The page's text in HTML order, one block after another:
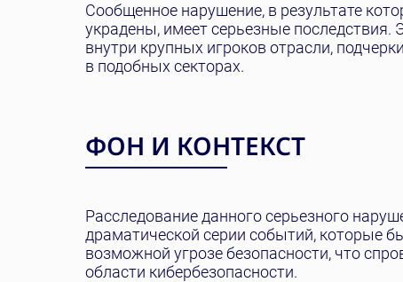
Сообщенное нарушение, в результате
украдены, имеет серьезные
внутри крупных игроков отрасли,
в подобных секторах.
ФОН И КОНТЕКСТ
Расследование данного серьезного
драматической серии событий, которые
возможной угрозе безопасности, что
области кибербезопасности.